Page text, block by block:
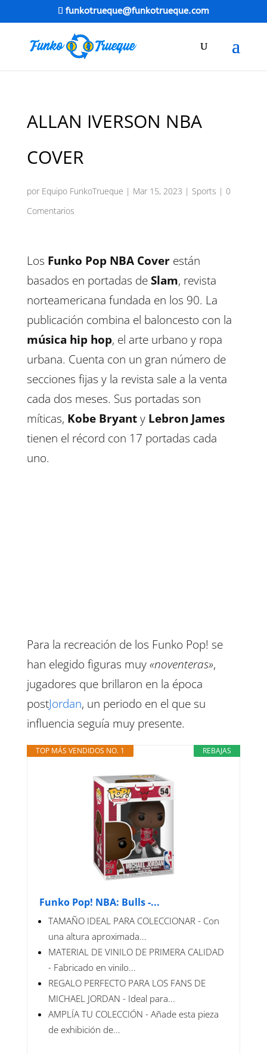
funkotrueque@funkotrueque.com
ALLAN IVERSON NBA
COVER
por Equipo FunkoTrueque | Mar 15, 2023 | Sports | 0
Comentarios
Los Funko Pop NBA Coverestán
basados en portadas deSlam, revista
norteamericana fundada en los 90. La
publicación combina el baloncesto con la
música hip hop, el arte urbano y ropa
urbana. Cuenta con un gran número de
secciones fijas y la revista sale a la venta
cada dos meses. Sus portadas son
míticas, Kobe BryantyLebron James
tienen el récord con 17 portadas cada
uno.
Para la recreación de los Funko Pop! se
han elegido figuras muy«noventeras»,
jugadores que brillaron en la época
postJordan, un periodo en el que su
influencia seguía muy presente.
REBAJAS
TOP MÁS VENDIDOS NO. 1
Funko Pop! NBA: Bulls -...
TAMAÑO IDEAL PARA COLECCIONAR - Con
una altura aproximada...
MATERIAL DE VINILO DE PRIMERA CALIDAD
- Fabricado en vinilo...
REGALO PERFECTO PARA LOS FANS DE
MICHAEL JORDAN - Ideal para...
AMPLÍA TU COLECCIÓN - Añade esta pieza
de exhibición de...